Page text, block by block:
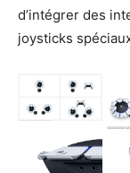
d’intégrer des
joysticks